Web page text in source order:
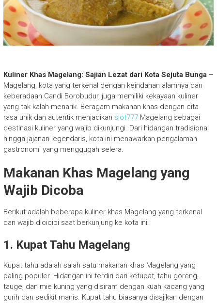
Kuliner Khas Magelang: Sajian Lezat dari Kota Sejuta Bunga –
Magelang, kota yang terkenal dengan keindahan alamnya dan
keberadaan Candi Borobudur, juga memiliki kekayaan kuliner
yang tak kalah menarik. Beragam makanan khas dengan cita
rasa unik dan autentik menjadikan slot777Magelang sebagai
destinasi kuliner yang wajib dikunjungi. Dari hidangan tradisional
hingga jajanan legendaris, kota ini menawarkan pengalaman
gastronomi yang menggugah selera.
Makanan Khas Magelang yang
Wajib Dicoba
Berikut adalah beberapa kuliner khas Magelang yang terkenal
dan wajib dicicipi saat berkunjung ke kota ini:
1. Kupat Tahu Magelang
Kupat tahu adalah salah satu makanan khas Magelang yang
paling populer. Hidangan ini terdiri dari ketupat, tahu goreng,
tauge, dan mie kuning yang disiram dengan kuah kacang yang
gurih dan sedikit manis. Kupat tahu biasanya disajikan dengan